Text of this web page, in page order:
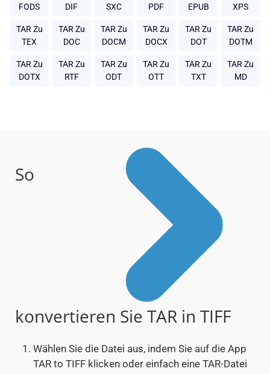
FODS
DIF
SXC
PDF
EPUB
XPS
TAR Zu
TEX
TAR Zu
DOC
TAR Zu
DOCM
TAR Zu
DOCX
TAR Zu
DOT
TAR Zu
DOTM
TAR Zu
DOTX
TAR Zu
RTF
TAR Zu
ODT
TAR Zu
OTT
TAR Zu
TXT
TAR Zu
MD
So
konvertieren Sie TAR in TIFF
Wählen Sie die Datei aus, indem Sie auf die App
TAR to TIFF klicken oder einfach eine TAR-Datei